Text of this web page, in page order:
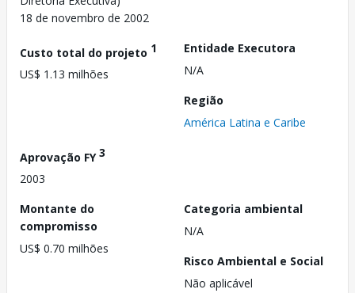
18 de novembro de 2002
Custo total do projeto 1
US$ 1.13 milhões
Entidade Executora
N/A
Região
América Latina e Caribe
Aprovação FY3
2003
Montante do
compromisso
US$ 0.70 milhões
Categoria ambiental
N/A
Risco Ambiental e Social
Não aplicável